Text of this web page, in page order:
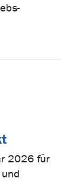
2026 für